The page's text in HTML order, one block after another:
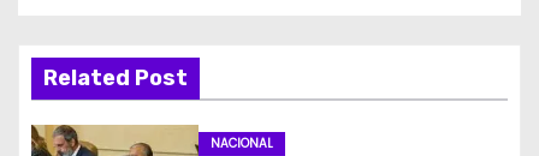
a
c
Related Post
NACIONAL